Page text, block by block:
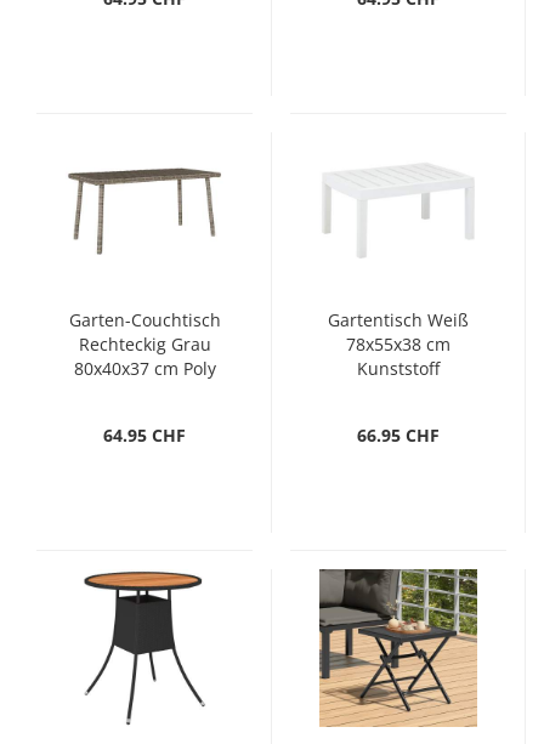
Garten-Couchtisch
Rechteckig Grau
80x40x37 cm Poly
64.95 CHF
Gartentisch Weiß
78x55x38 cm
Kunststoff
66.95 CHF